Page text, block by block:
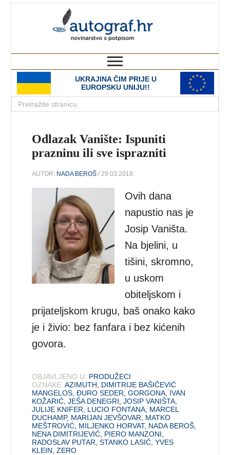
UKRAJINA ČIM PRIJE U
EUROPSKU UNIJU!!
Odlazak Vanište: Ispuniti
prazninu ili sve isprazniti
AUTOR: NADA BEROŠ / 29.03.2018.
Ovih dana
napustio nas je
Josip Vaništa.
Na bjelini, u
tišini, skromno,
u uskom
obiteljskom i
prijateljskom krugu, baš onako kako
je i živio: bez fanfara i bez kićenih
govora.
OBJAVLJENO U: PRODUŽECI
OZNAKE: AZIMUTH
DIMITRIJE BAŠIČEVIĆ
MANGELOS ,ĐURO SEDER ,GORGONA IVAN
KOŽARIĆ ,JEŠA DENEGRI ,JOSIP VANIŠTA
JULIJE KNIFER
LUCIO FONTANA MARCEL
DUCHAMP, MARIJAN JEVŠOVAR
MATKO
MEŠTROVIĆ MILJENKO HORVAT, NADA BEROŠ
NENA DIMITRIJEVIĆ PIERO MANZONI
RADOSLAV PUTAR ,STANKO LASIĆ ,YVES
KLEIN ,ZERO